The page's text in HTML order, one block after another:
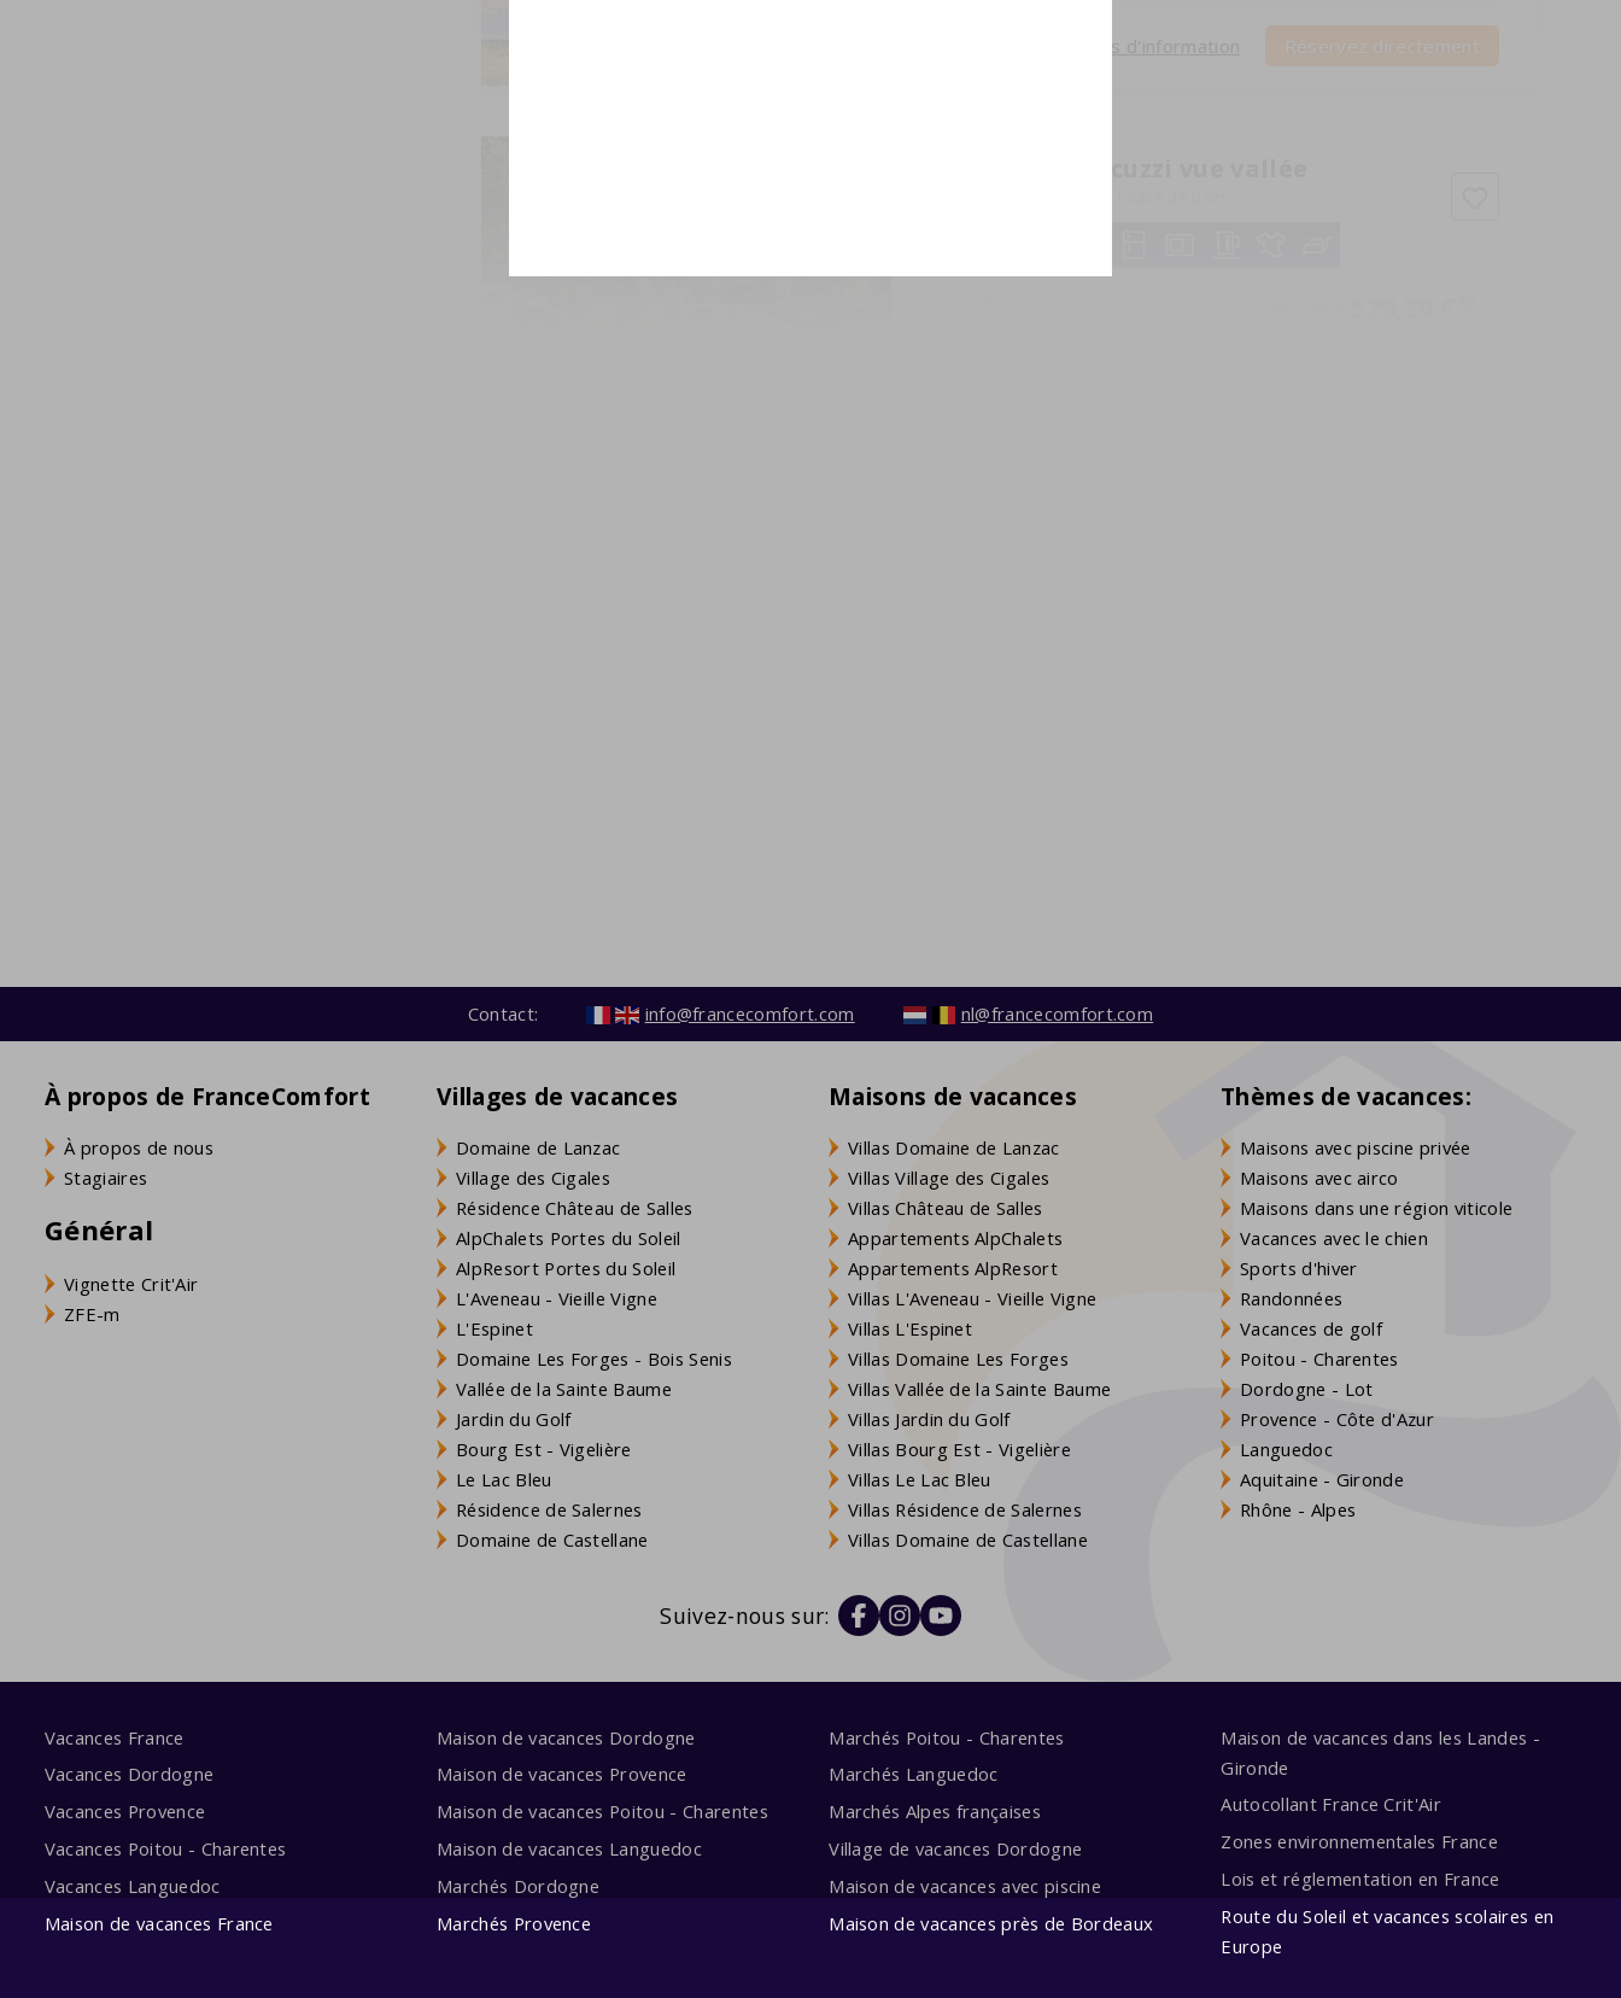
Contact: info@francecomfort.com nl@francecomfort.com
À propos de FranceComfort
À propos de nous
Stagiaires
Général
Vignette Crit'Air
ZFE-m
Villages de vacances
Domaine de Lanzac
Village des Cigales
Résidence Château de Salles
AlpChalets Portes du Soleil
AlpResort Portes du Soleil
L'Aveneau - Vieille Vigne
L'Espinet
Domaine Les Forges - Bois Senis
Vallée de la Sainte Baume
Jardin du Golf
Bourg Est - Vigelière
Le Lac Bleu
Résidence de Salernes
Domaine de Castellane
Maisons de vacances
Villas Domaine de Lanzac
Villas Village des Cigales
Villas Château de Salles
Appartements AlpChalets
Appartements AlpResort
Villas L'Aveneau - Vieille Vigne
Villas L'Espinet
Villas Domaine Les Forges
Villas Vallée de la Sainte Baume
Villas Jardin du Golf
Villas Bourg Est - Vigelière
Villas Le Lac Bleu
Villas Résidence de Salernes
Villas Domaine de Castellane
Thèmes de vacances:
Maisons avec piscine privée
Maisons avec airco
Maisons dans une région viticole
Vacances avec le chien
Sports d'hiver
Randonnées
Vacances de golf
Poitou - Charentes
Dordogne - Lot
Provence - Côte d'Azur
Languedoc
Aquitaine - Gironde
Rhône - Alpes
Suivez-nous sur:
Vacances France
Vacances Dordogne
Vacances Provence
Vacances Poitou - Charentes
Vacances Languedoc
Maison de vacances France
Maison de vacances Dordogne
Maison de vacances Provence
Maison de vacances Poitou - Charentes
Maison de vacances Languedoc
Marchés Dordogne
Marchés Provence
Marchés Poitou - Charentes
Marchés Languedoc
Marchés Alpes françaises
Village de vacances Dordogne
Maison de vacances avec piscine
Maison de vacances près de Bordeaux
Maison de vacances dans les Landes -
Gironde
Autocollant France Crit'Air
Zones environnementales France
Lois et réglementation en France
Route du Soleil et vacances scolaires en
Europe